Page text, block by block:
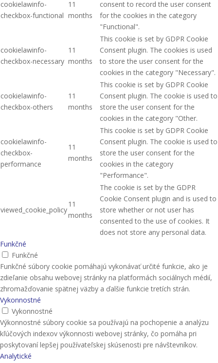
cookielawinfo-
checkbox-functional
11
months
consent to record the user consent
for the cookies in the category
"Functional".
cookielawinfo-
checkbox-necessary
11
months
This cookie is set by GDPR Cookie
Consent plugin. The cookies is used
to store the user consent for the
cookies in the category "Necessary".
cookielawinfo-
checkbox-others
11
months
This cookie is set by GDPR Cookie
Consent plugin. The cookie is used to
store the user consent for the
cookies in the category "Other.
cookielawinfo-
checkbox-
performance
11
months
This cookie is set by GDPR Cookie
Consent plugin. The cookie is used to
store the user consent for the
cookies in the category
"Performance".
viewed_cookie_policy
11
months
The cookie is set by the GDPR
Cookie Consent plugin and is used to
store whether or not user has
consented to the use of cookies. It
does not store any personal data.
Funkčné
Funkčné
Funkčné súbory cookie pomáhajú vykonávať určité funkcie, ako je
zdieľanie obsahu webovej stránky na platformách sociálnych médií,
zhromažďovanie spätnej väzby a ďalšie funkcie tretích strán.
Vykonnostné
Vykonnostné
Výkonnostné súbory cookie sa používajú na pochopenie a analýzu
kľúčových indexov výkonnosti webovej stránky, čo pomáha pri
poskytovaní lepšej používateľskej skúsenosti pre návštevníkov.
Analytické